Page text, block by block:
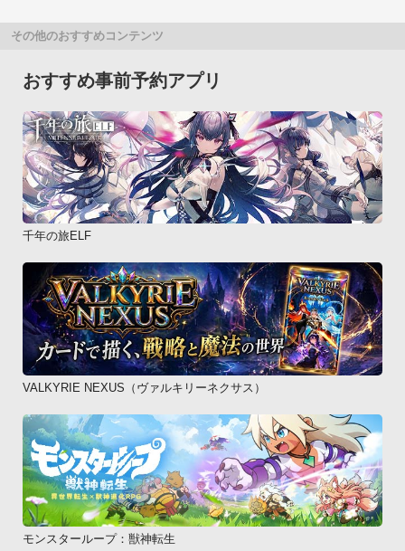
その他のおすすめコンテンツ
おすすめ事前予約アプリ
千年の旅ELF
VALKYRIE NEXUS（ヴァルキリーネクサス）
モンスターループ：獣神転生